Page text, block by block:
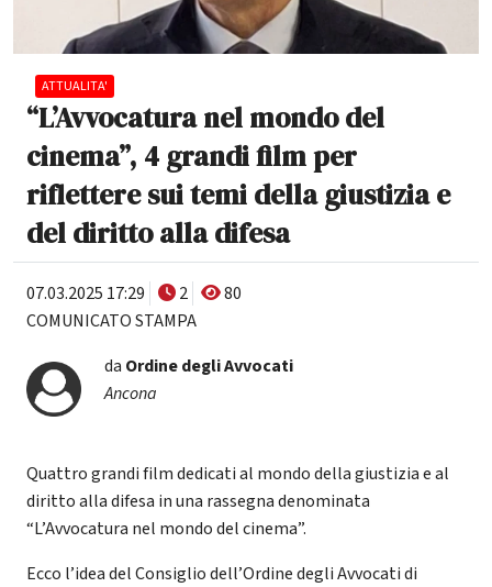
ATTUALITA'
“L’Avvocatura nel mondo del
cinema”, 4 grandi film per
riflettere sui temi della giustizia e
del diritto alla difesa
07.03.2025 17:29 2
80
COMUNICATO STAMPA
da Ordine degli Avvocati
Ancona
Quattro grandi film dedicati al mondo della giustizia e al
diritto alla difesa in una rassegna denominata
“L’Avvocatura nel mondo del cinema”.
Ecco l’idea del Consiglio dell’Ordine degli Avvocati di